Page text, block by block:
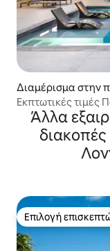
Διαμέρισμα στην
Εκπτωτικές τιμές
υπνοδωμάτιο
Άλλα
Επιλογή
Επιλογή